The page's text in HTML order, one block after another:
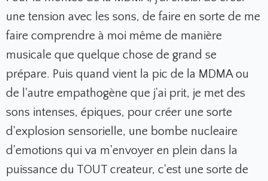
une tension avec les sons, de faire en sorte de me
faire comprendre à moi même de manière
musicale que quelque chose de grand se
prépare. Puis quand vient la pic de la MDMA ou
de l'autre empathogène que j'ai prit, je met des
sons intenses, épiques, pour créer une sorte
d'explosion sensorielle, une bombe nucleaire
d'emotions qui va m'envoyer en plein dans la
puissance du TOUT createur, c'est une sorte de